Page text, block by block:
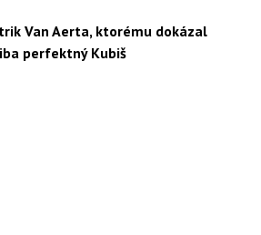
Van Aerta, ktorému dokázal
perfektný Kubiš